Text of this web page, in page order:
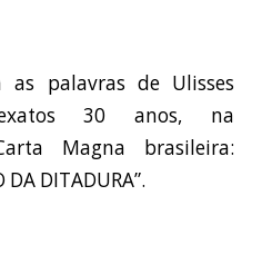
as palavras de Ulisses
30 anos, na
Magna brasileira:
DA DITADURA”.